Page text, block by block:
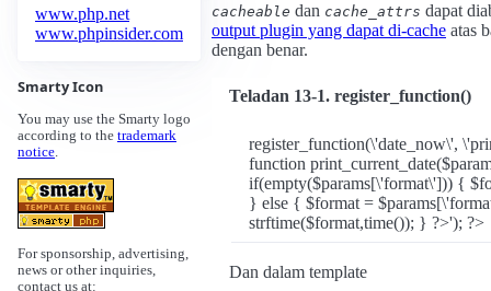
www.php.net
www.phpinsider.com
Smarty Icon
You may use the Smarty logo
according to the trademark
notice.
For sponsorship, advertising,
news or other inquiries,
contact us at:
cacheable dan cache_attrs dapat
output plugin yang dapat di-cache atas
dengan benar.
Teladan 13-1. register_function()
register_function(\'date_now\',
function
if(empty($params[\'format\'])) {
} else { $format =
strftime($format,time()); } ?>'); ?>
Dan dalam template